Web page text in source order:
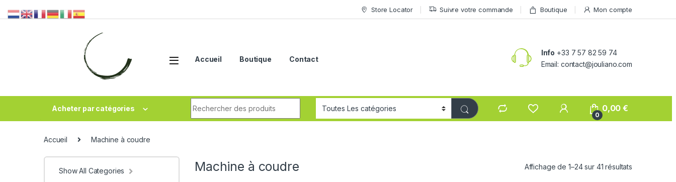
Store Locator Suivre votre commande Boutique Mon compte
Accueil Boutique Contact
Info +33 7 57 82 59 74
Email: contact@jouliano.com
Acheter par catégories
0
0,00€
Accueil Machine à coudre
Machine à coudre Affichage de 1–24 sur 41 résultats
Show All Categories